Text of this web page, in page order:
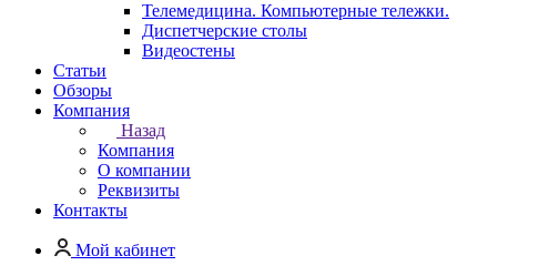
Телемедицина. Компьютерные тележки.
Диспетчерские столы
Видеостены
Статьи
Обзоры
Компания
Назад
Компания
О компании
Реквизиты
Контакты
Мой кабинет